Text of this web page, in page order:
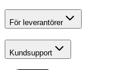
För leverantörer
Kundsupport